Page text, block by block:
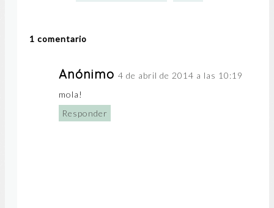
1 comentario
Anónimo 4 de abril de 2014 a las 10:19
mola!
Responder